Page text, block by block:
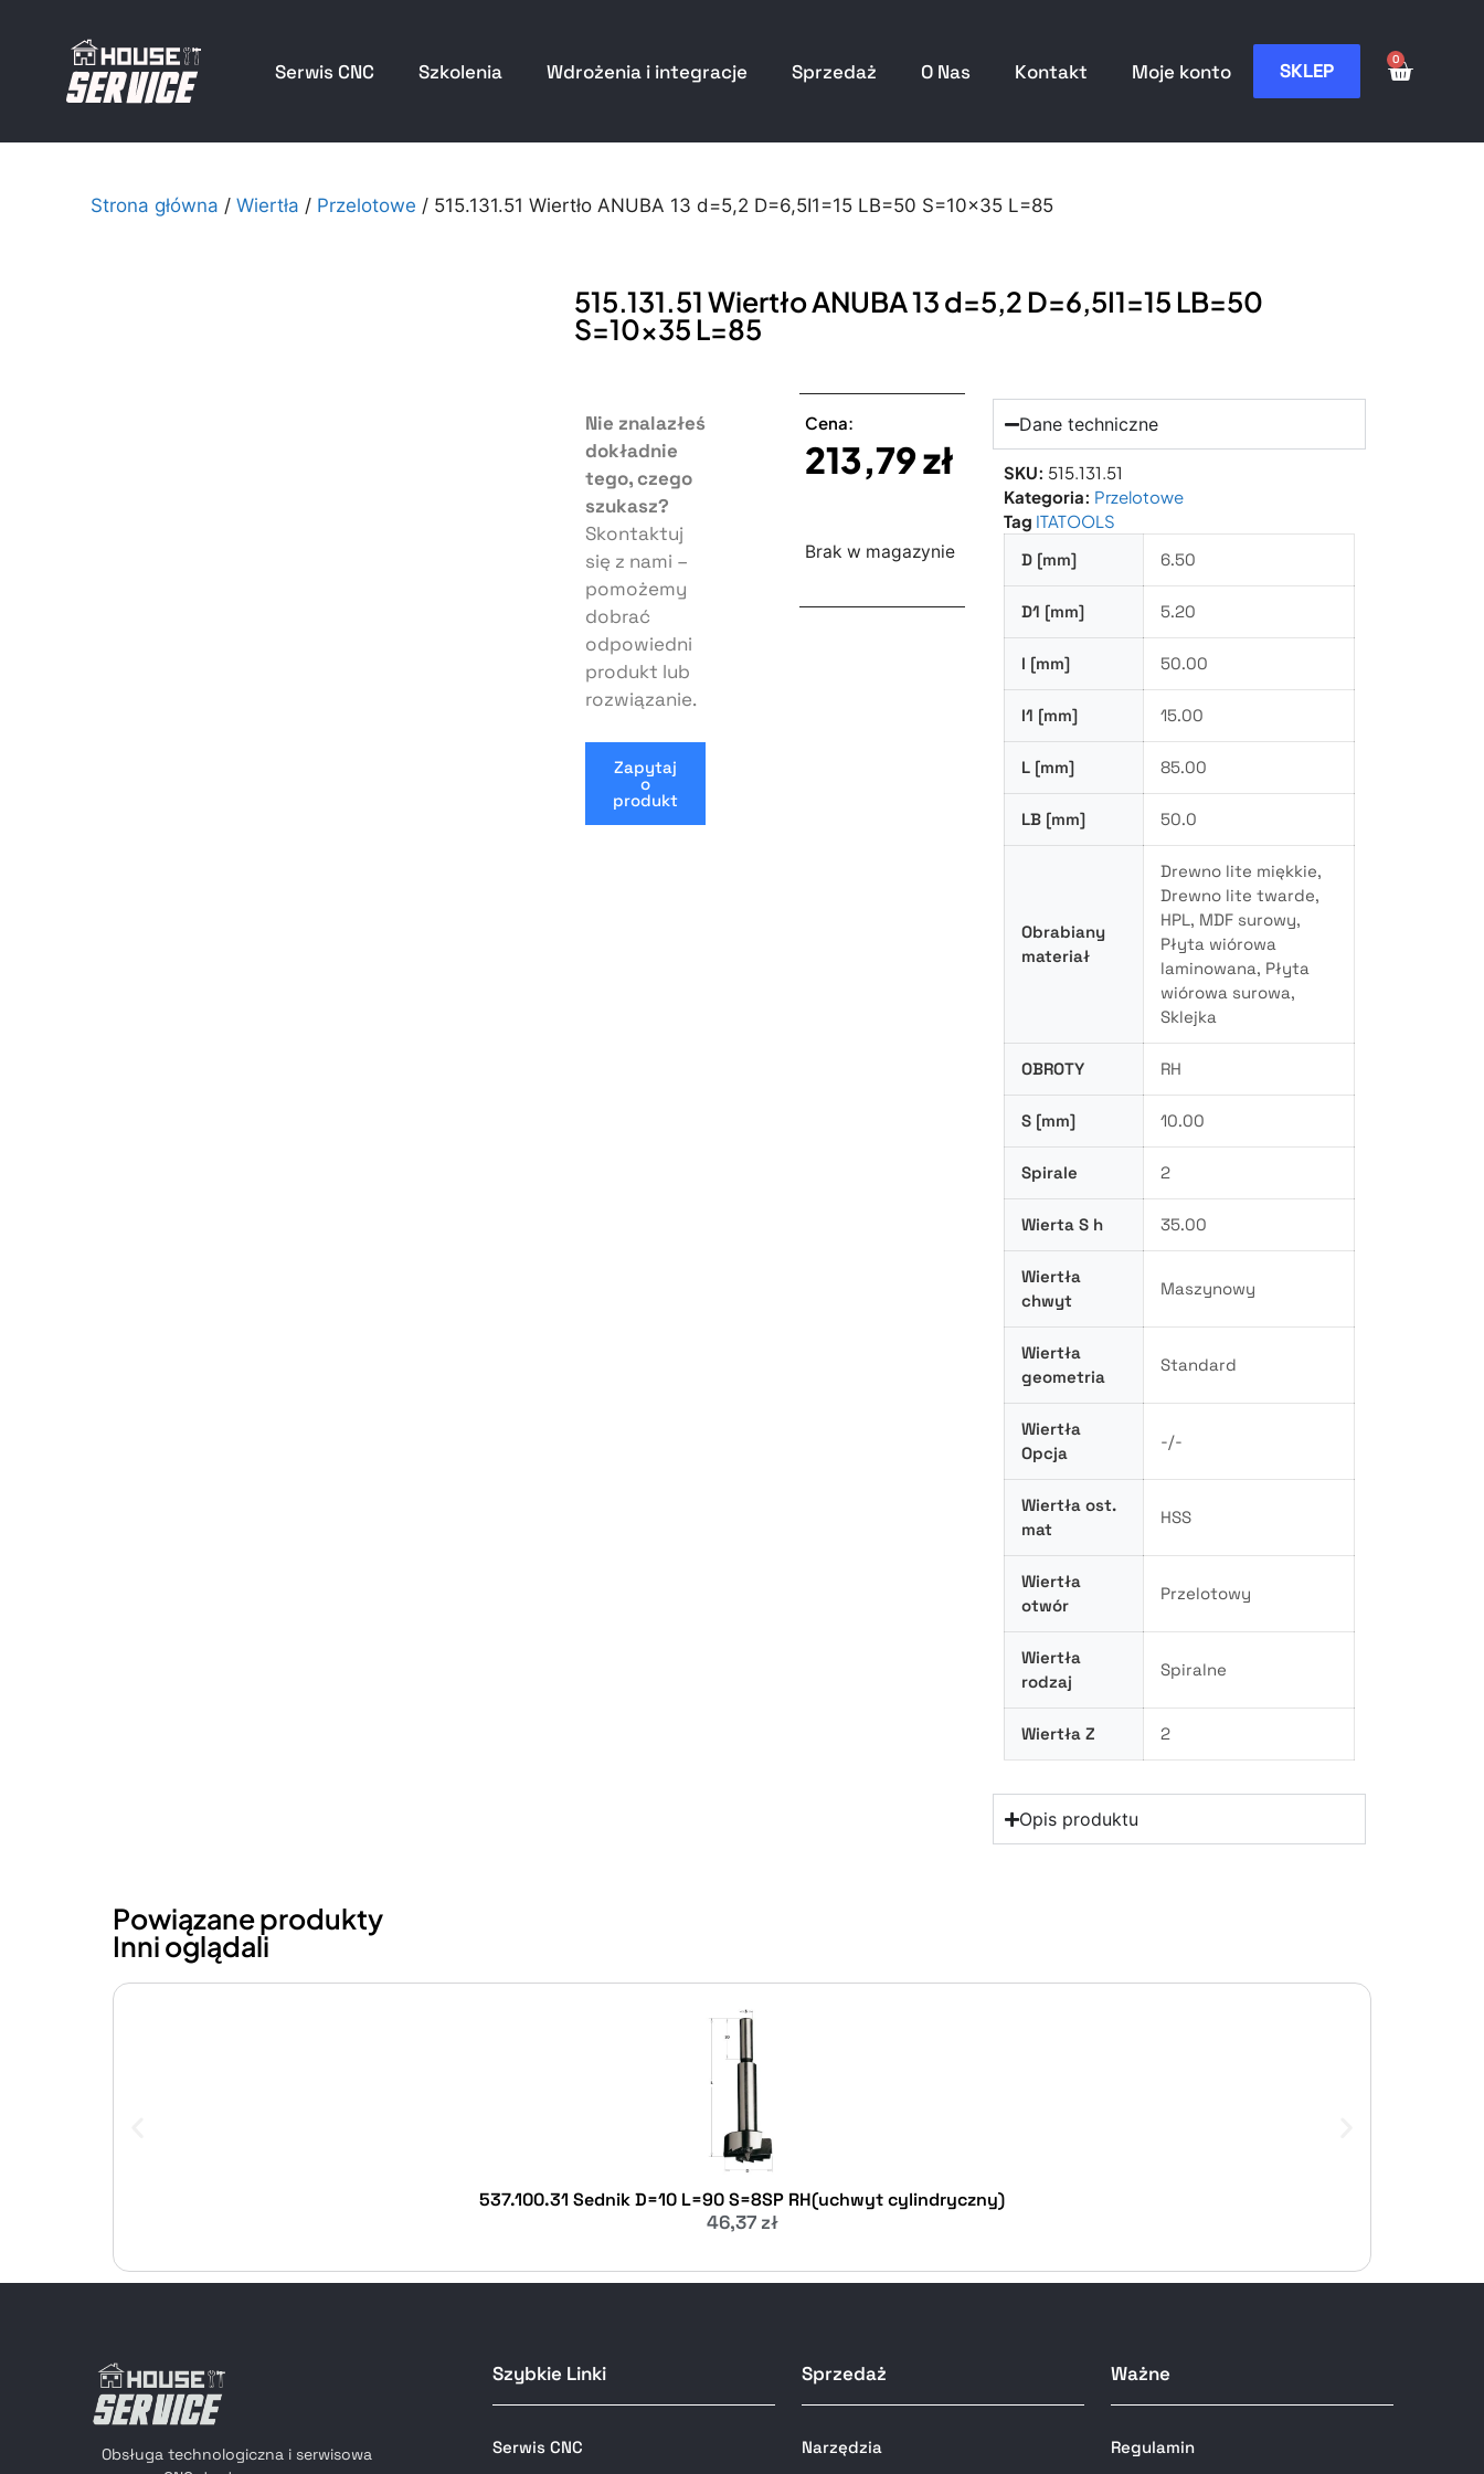
Serwis CNC Szkolenia Wdrożenia i integracje Sprzedaż O Nas Kontakt Moje konto SKLEP 0
Strona główna / Wiertła / Przelotowe / 515.131.51 Wiertło ANUBA 13 d=5,2 D=6,5I1=15 LB=50 S=10×35 L=85
515.131.51 Wiertło ANUBA 13 d=5,2 D=6,5I1=15 LB=50
S=10×35 L=85
Nie znalazłeś
dokładnie
tego, czego
szukasz?
Skontaktuj
się z nami –
pomożemy
dobrać
odpowiedni
produkt lub
rozwiązanie.
Zapytaj
o
produkt
Cena:
213,79zł
Brak w magazynie
Dane techniczne
SKU: 515.131.51
Kategoria: Przelotowe
Tag ITATOOLS
D [mm]
6.50
D1 [mm] 5.20
I [mm] 50.00
I1 [mm] 15.00
L [mm] 85.00
LB [mm] 50.0
Obrabiany
materiał
Drewno lite miękkie,
Drewno lite twarde,
HPL, MDF surowy,
Płyta wiórowa
laminowana, Płyta
wiórowa surowa,
Sklejka
OBROTY RH
S [mm] 10.00
Spirale 2
Wierta S h 35.00
Wiertła
chwyt
Maszynowy
Wiertła
geometria
Standard
Wiertła
Opcja
-/-
Wiertła ost.
mat
HSS
Wiertła
otwór
Przelotowy
Wiertła
rodzaj
Spiralne
Wiertła Z 2
Opis produktu
Powiązane produkty
Inni oglądali
537.100.31 Sednik D=10 L=90 S=8SP RH(uchwyt cylindryczny)
46,37 zł
Obsługa technologiczna i serwisowa
Szybkie Linki
Serwis CNC
Sprzedaż
Narzędzia
Ważne
Regulamin